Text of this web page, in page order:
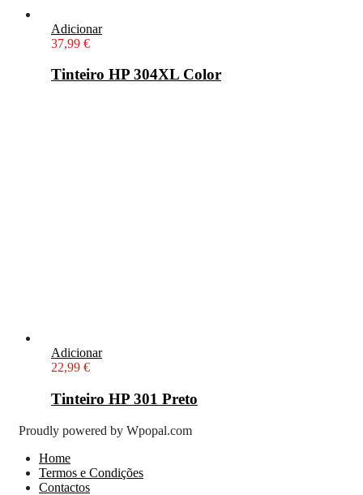
Adicionar
37,99 €
Tinteiro HP 304XL Color
Adicionar
22,99 €
Tinteiro HP 301 Preto
Proudly powered by Wpopal.com
Home
Termos e Condições
Contactos